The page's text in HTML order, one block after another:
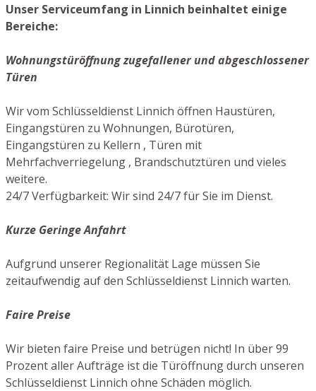
Unser Serviceumfang in Linnich beinhaltet einige
Bereiche:
Wohnungstüröffnung zugefallener und abgeschlossener
Türen
Wir vom Schlüsseldienst Linnich öffnen Haustüren,
Eingangstüren zu Wohnungen, Bürotüren,
Eingangstüren zu Kellern , Türen mit
Mehrfachverriegelung , Brandschutztüren und vieles
weitere.
24/7 Verfügbarkeit: Wir sind 24/7 für Sie im Dienst.
Kurze Geringe Anfahrt
Aufgrund unserer Regionalität Lage müssen Sie
zeitaufwendig auf den Schlüsseldienst Linnich warten.
Faire Preise
Wir bieten faire Preise und betrügen nicht! In über 99
Prozent aller Aufträge ist die Türöffnung durch unseren
Schlüsseldienst Linnich ohne Schäden möglich.